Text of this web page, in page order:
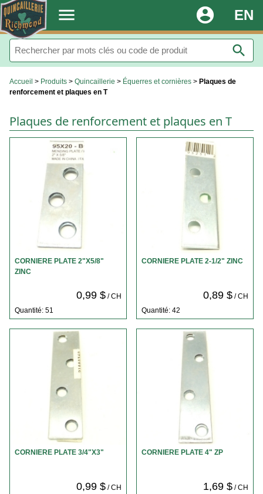
. menu EN
account_circle
search
Accueil > Produits > Quincaillerie > Équerres et cornières > Plaques de
renforcement et plaques en T
Plaques de renforcement et plaques en T
CORNIERE PLATE 2"X5/8"
ZINC
0,99 $/ CH
Quantité: 51
CORNIERE PLATE 2-1/2" ZINC
0,89 $/ CH
Quantité: 42
CORNIERE PLATE 3/4"X3"
0,99 $/ CH
CORNIERE PLATE 4" ZP
1,69 $/ CH